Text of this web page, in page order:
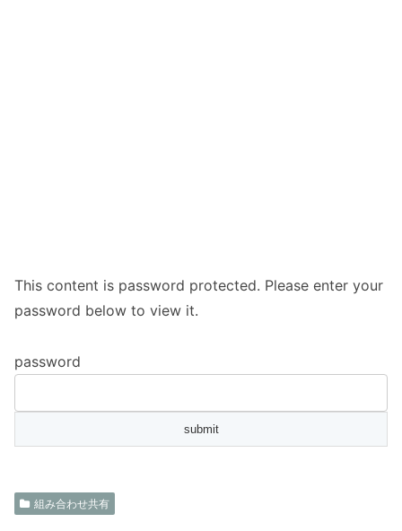
This content is password protected. Please enter your
password below to view it.
password
組み合わせ共有